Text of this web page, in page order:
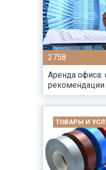
2758
Аренда офиса:
рекомендации
ТОВАРЫ И